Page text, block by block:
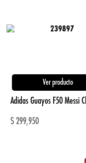
Ver producto
$ 299,950